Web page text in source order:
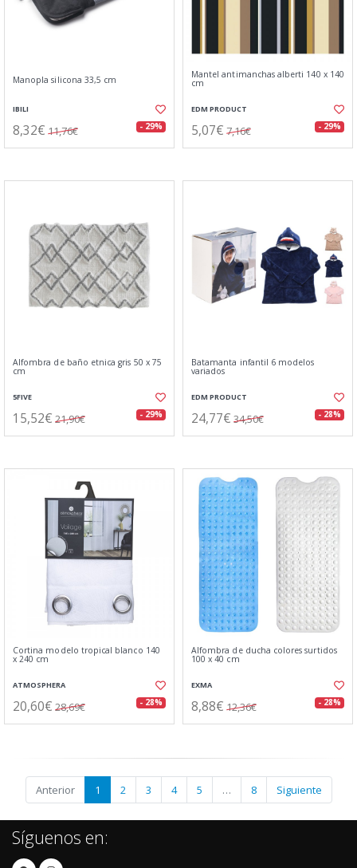
Manopla silicona 33,5 cm
IBILI
8,32€ 11,76€ - 29%
Mantel antimanchas alberti 140 x 140
cm
EDM PRODUCT
5,07€ 7,16€ - 29%
Alfombra de baño etnica gris 50 x 75
cm
5FIVE
15,52€ 21,90€ - 29%
Batamanta infantil 6 modelos
variados
EDM PRODUCT
24,77€ 34,50€ - 28%
Cortina modelo tropical blanco 140
x 240 cm
ATMOSPHERA
20,60€ 28,69€ - 28%
Alfombra de ducha colores surtidos
100 x 40 cm
EXMA
8,88€ 12,36€ - 28%
Anterior 1 2 3 4 5 … 8 Siguiente
Síguenos en: